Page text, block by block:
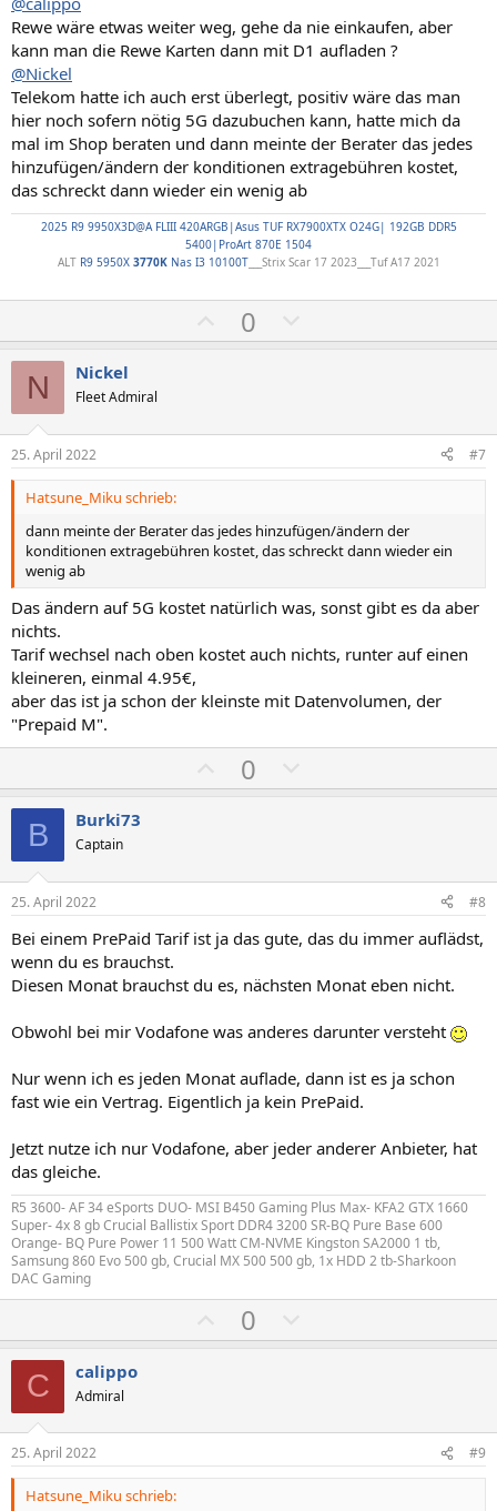
Rewe wäre etwas weiter weg, gehe da nie einkaufen, aber
kann man die Rewe Karten dann mit D1 aufladen ?
@Nickel
Telekom hatte ich auch erst überlegt, positiv wäre das man
hier noch sofern nötig 5G dazubuchen kann, hatte mich da
mal im Shop beraten und dann meinte der Berater das jedes
hinzufügen/ändern der konditionen extragebühren kostet,
das schreckt dann wieder ein wenig ab
2025 R9 9950X3D@A FLIII 420ARGB|Asus TUF RX7900XTX O24G| 192GB DDR5
5400|ProArt 870E 1504
ALTR9 5950X 3770K Nas I3 10100T___Strix Scar 17 2023___Tuf A17 2021
o
t
v
S
t
i
m
e
0
e
t
v
S
t
i
m
m
e
N Nickel
Fleet Admiral
25. April 2022 #7
Hatsune_Miku schrieb:
dann meinte der Berater das jedes hinzufügen/ändern der
konditionen extragebühren kostet, das schreckt dann wieder ein
wenig ab
Das ändern auf 5G kostet natürlich was, sonst gibt es da aber
nichts.
Tarif wechsel nach oben kostet auch nichts, runter auf einen
kleineren, einmal 4.95€,
aber das ist ja schon der kleinste mit Datenvolumen, der
"Prepaid M".
o
t
v
e
S
i
m
e
0
e
t
v
e
S
i
m
e
B Burki73
Captain
25. April 2022 #8
Bei einem PrePaid Tarif ist ja das gute, das du immer auflädst,
wenn du es brauchst.
Diesen Monat brauchst du es, nächsten Monat eben nicht.
Obwohl bei mir Vodafone was anderes darunter versteht
Nur wenn ich es jeden Monat auflade, dann ist es ja schon
fast wie ein Vertrag. Eigentlich ja kein PrePaid.
Jetzt nutze ich nur Vodafone, aber jeder anderer Anbieter, hat
das gleiche.
R5 3600- AF 34 eSports DUO- MSI B450 Gaming Plus Max- KFA2 GTX 1660
Super- 4x 8 gb Crucial Ballistix Sport DDR4 3200 SR-BQ Pure Base 600
Orange- BQ Pure Power 11 500 Watt CM-NVME Kingston SA2000 1 tb,
Samsung 860 Evo 500 gb, Crucial MX 500 500 gb, 1x HDD 2 tb-Sharkoon
DAC Gaming
o
t
v
0
e
t
v
C calippo
Admiral
25. April 2022 #9
Hatsune_Miku schrieb: